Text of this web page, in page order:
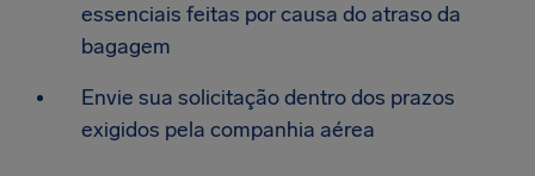
essenciais feitas por causa do atraso da
bagagem
Envie sua solicitação dentro dos prazos
exigidos pela companhia aérea